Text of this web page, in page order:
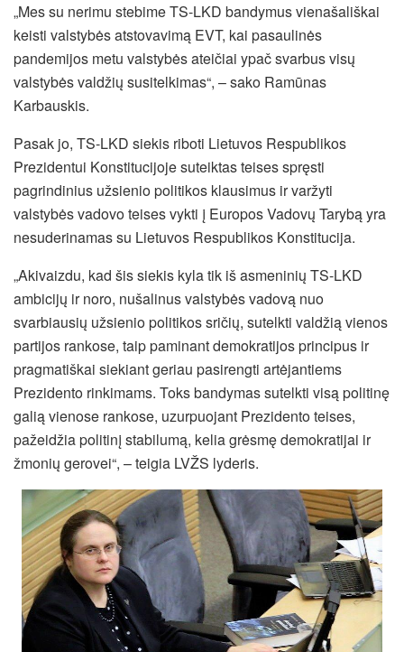
„Mes su nerimu stebime TS-LKD bandymus vienašališkai
keisti valstybės atstovavimą EVT, kai pasaulinės
pandemijos metu valstybės ateičiai ypač svarbus visų
valstybės valdžių susitelkimas“, – sako Ramūnas
Karbauskis.
Pasak jo, TS-LKD siekis riboti Lietuvos Respublikos
Prezidentui Konstitucijoje suteiktas teises spręsti
pagrindinius užsienio politikos klausimus ir varžyti
valstybės vadovo teises vykti į Europos Vadovų Tarybą yra
nesuderinamas su Lietuvos Respublikos Konstitucija.
„Akivaizdu, kad šis siekis kyla tik iš asmeninių TS-LKD
ambicijų ir noro, nušalinus valstybės vadovą nuo
svarbiausių užsienio politikos sričių, sutelkti valdžią vienos
partijos rankose, taip paminant demokratijos principus ir
pragmatiškai siekiant geriau pasirengti artėjantiems
Prezidento rinkimams. Toks bandymas sutelkti visą politinę
galią vienose rankose, uzurpuojant Prezidento teises,
pažeidžia politinį stabilumą, kelia grėsmę demokratijai ir
žmonių gerovei“, – teigia LVŽS lyderis.